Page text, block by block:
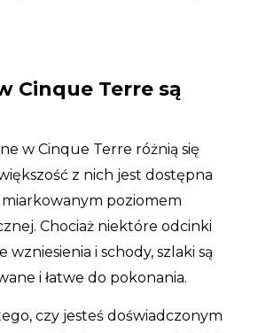
Cinque Terre są
w Cinque Terre różnią się
z nich jest dostępna
poziomem
Chociaż niektóre odcinki
wzniesienia i schody, szlaki są
i łatwe do pokonania.
czy jesteś doświadczonym